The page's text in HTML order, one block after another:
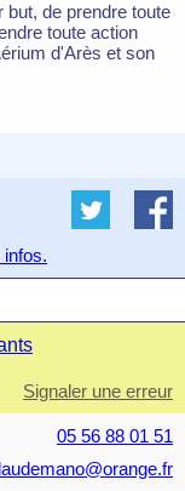
but, de prendre toute
toute action
d'Arès et son
infos.
Signaler une erreur
05 56 88 01 51